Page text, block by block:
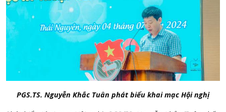
PGS.TS. Nguyễn Khắc Tuân phát biểu khai mạc Hội nghị